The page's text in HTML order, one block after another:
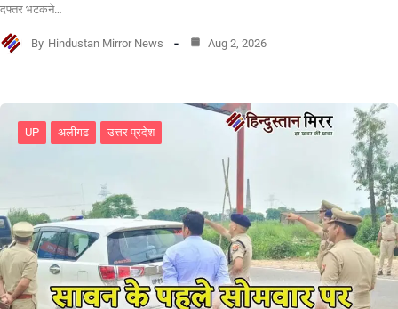
दफ्तर भटकने…
By Hindustan Mirror News Aug 2, 2026
UP अलीगढ उत्तर प्रदेश